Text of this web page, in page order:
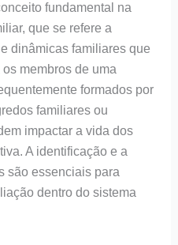
fundamental na
que se refere a
dinâmicas familiares que
membros de uma
formados por
familiares ou
impactar a vida dos
A identificação e a
são essenciais para
dentro do sistema